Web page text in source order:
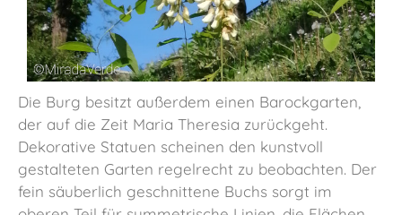
Die Burg besitzt außerdem einen Barockgarten,
der auf die Zeit Maria Theresia zurückgeht.
Dekorative Statuen scheinen den kunstvoll
gestalteten Garten regelrecht zu beobachten. Der
fein säuberlich geschnittene Buchs sorgt im